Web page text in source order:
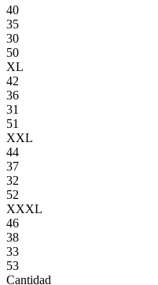
40
35
30
50
XL
42
36
31
51
XXL
44
37
32
52
XXXL
46
38
33
53
Cantidad